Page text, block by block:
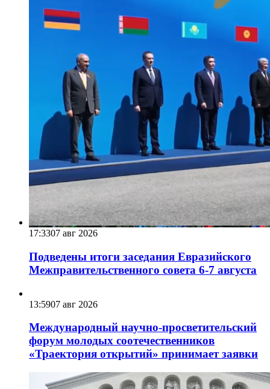
17:3307 авг 2026
Подведены итоги заседания Евразийского
Межправительственного совета 6-7 августа
13:5907 авг 2026
Международный научно-просветительский
форум молодых соотечественников
«Траектория открытий» принимает заявки